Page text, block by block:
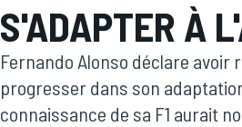
S'ADAPTER À
Fernando Alonso déclare avoir
progresser dans son
connaissance de sa F1 aurait